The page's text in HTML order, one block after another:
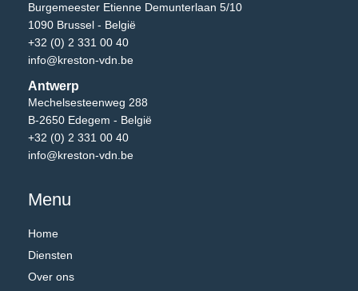
Burgemeester Etienne Demunterlaan 5/10
1090 Brussel - België
+32 (0) 2 331 00 40
info@kreston-vdn.be
Antwerp
Mechelsesteenweg 288
B-2650 Edegem - België
+32 (0) 2 331 00 40
info@kreston-vdn.be
Menu
Home
Diensten
Over ons